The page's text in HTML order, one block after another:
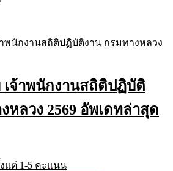
จ้าพนักงานสถิติปฏิบัติ
หลวง 2569 อัพเดทล่าสุด
แต่ 1-5 คะแนน